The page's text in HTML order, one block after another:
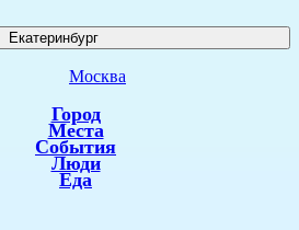
Екатеринбург
Москва
Город
Места
События
Люди
Еда